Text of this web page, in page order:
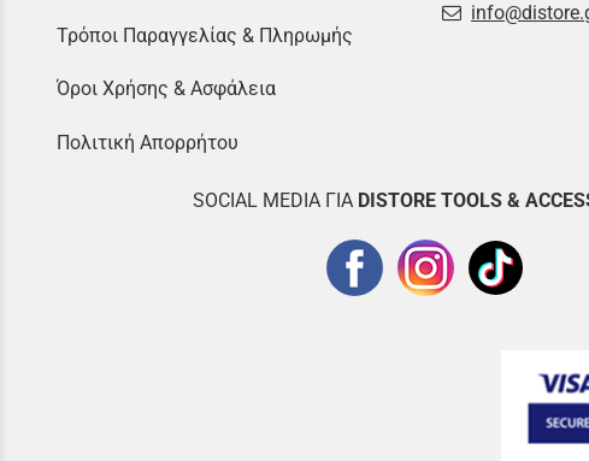
Τρόποι Παραγγελίας & Πληρωμής
Όροι Χρήσης & Ασφάλεια
Πολιτική Απορρήτου
SOCIAL MEDIA ΓΙΑ DISTORE TOOLS &